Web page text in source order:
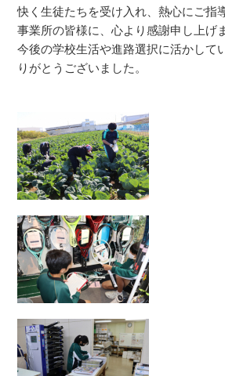
快く生徒たちを受け入れ、熱心にご指
事業所の皆様に、心より感謝申し上げ
今後の学校生活や進路選択に活かして
りがとうございました。